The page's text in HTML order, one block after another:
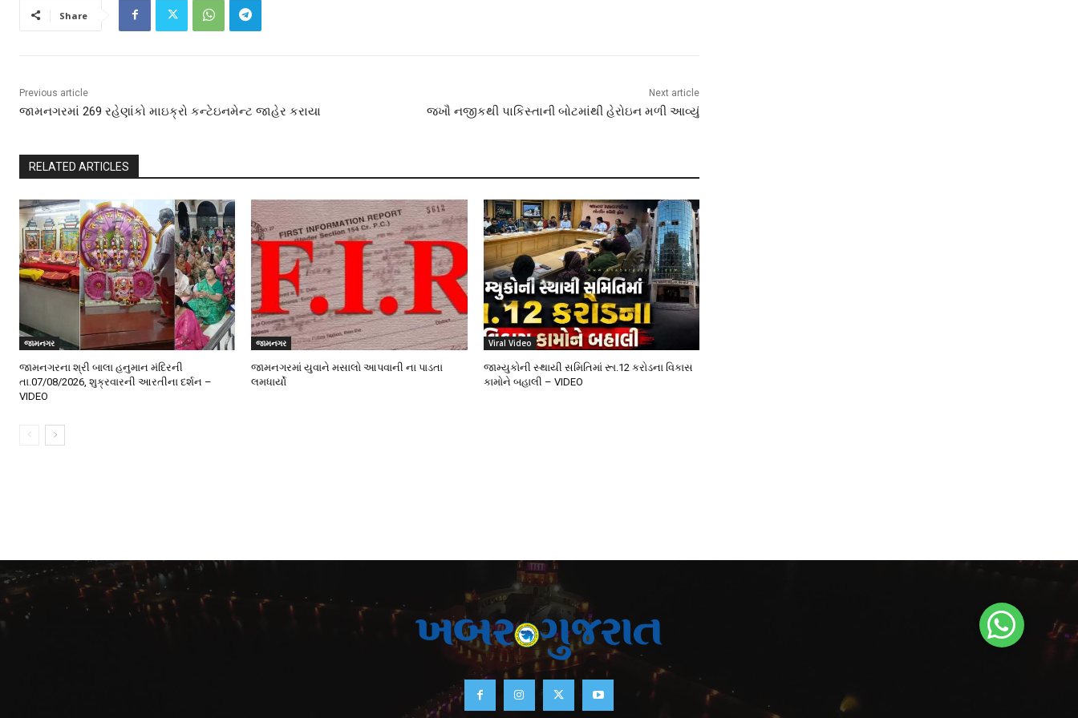
Share
Previous article
જામનગરમાં 269 રહેણાંકો માઇક્રો કન્ટેઇનમેન્ટ જાહેર કરાયા
Next article
જખૌ નજીકથી પાકિસ્તાની બોટમાંથી હેરોઇન મળી આવ્યું
RELATED ARTICLES
જામનગર
જામનગરના શ્રી બાલા હનુમાન મંદિરની
તા.07/08/2026, શુક્રવારની આરતીના દર્શન –
VIDEO
જામનગર
જામનગરમાં યુવાને મસાલો આપવાની ના પાડતા
લમધાર્યો
Viral Video
જામ્યુકોની સ્થાયી સમિતિમાં રૂા.12 કરોડના વિકાસ
કામોને બહાલી – VIDEO